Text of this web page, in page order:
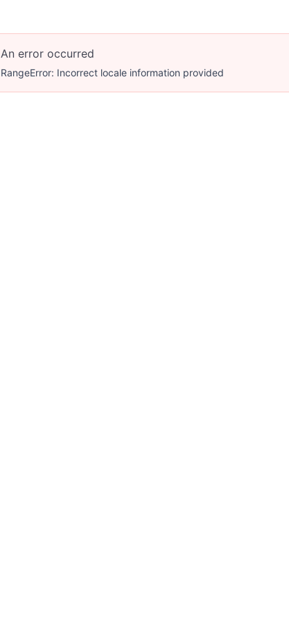
An error occurred
RangeError: Incorrect locale information provided